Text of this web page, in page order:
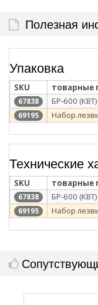
Полезная
Упаковка
SKU товарные
67838 БР-600 (КВТ)
69195 Набор
Технические
SKU товарные
67838 БР-600 (КВТ)
69195 Набор